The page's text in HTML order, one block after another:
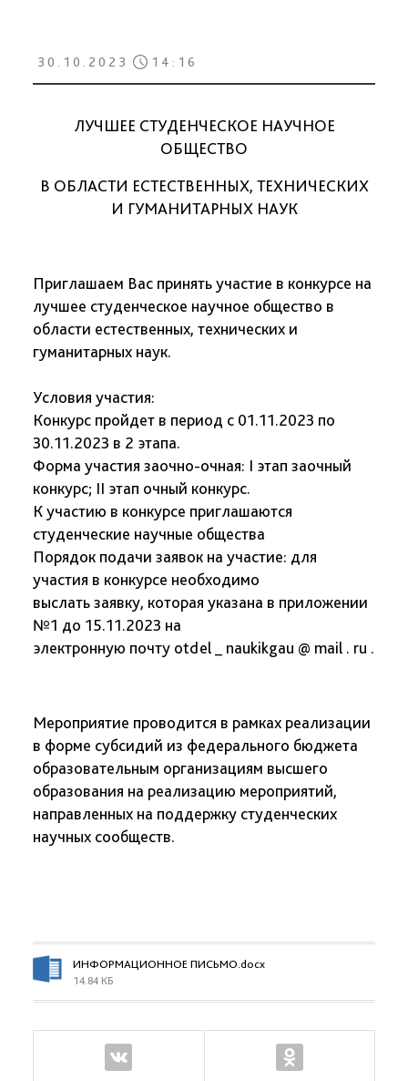
30.10.2023 14:16
ЛУЧШЕЕ СТУДЕНЧЕСКОЕ НАУЧНОЕ
ОБЩЕСТВО
В ОБЛАСТИ ЕСТЕСТВЕННЫХ, ТЕХНИЧЕСКИХ
И ГУМАНИТАРНЫХ НАУК
Приглашаем Вас принять участие в конкурсе на
лучшее студенческое научное общество в
области естественных, технических и
гуманитарных наук.
Условия участия:
Конкурс пройдет в период с 01.11.2023 по
30.11.2023 в 2 этапа.
Форма участия заочно-очная: I этап заочный
конкурс; II этап очный конкурс.
К участию в конкурсе приглашаются
студенческие научные общества
Порядок подачи заявок на участие: для
участия в конкурсе необходимо
выслать заявку, которая указана в приложении
№1 до 15.11.2023 на
электронную почту otdel _ naukikgau @ mail . ru .
Мероприятие проводится в рамках реализации
в форме субсидий из федерального бюджета
образовательным организациям высшего
образования на реализацию мероприятий,
направленных на поддержку студенческих
научных сообществ.
ИНФОРМАЦИОННОЕ ПИСЬМО.docx
14.84 КБ